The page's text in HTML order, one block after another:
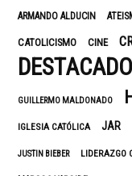
ARMANDO ALDUCIN
CATOLICISMO CINE
DESTACADO
GUILLERMO MALDONADO
IGLESIA CATÓLICA JAR
JUSTIN BIEBER LIDERAZGO